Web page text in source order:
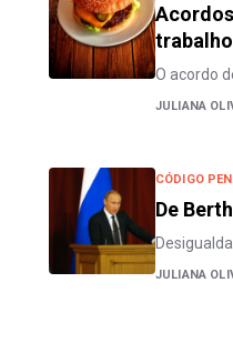
trabalho
O acordo
JULIANA
CÓDIGO
De
JULIANA